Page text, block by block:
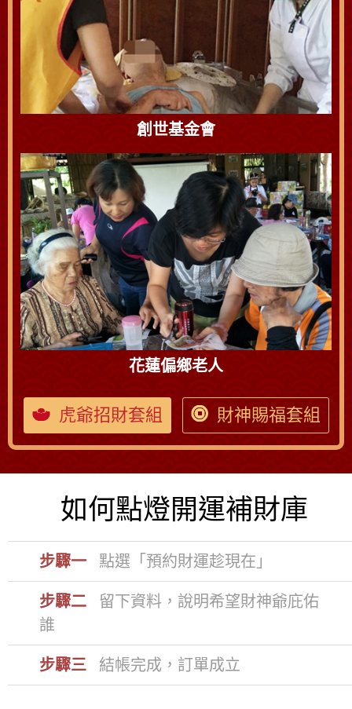
創世基金會
花蓮偏鄉老人
虎爺招財套組 財神賜福套組
如何點燈開運補財庫
步驟一 點選「預約財運趁現在 」
步驟二
留下資料，說明希望財神爺庇佑
誰
步驟三 結帳完成，訂單成立